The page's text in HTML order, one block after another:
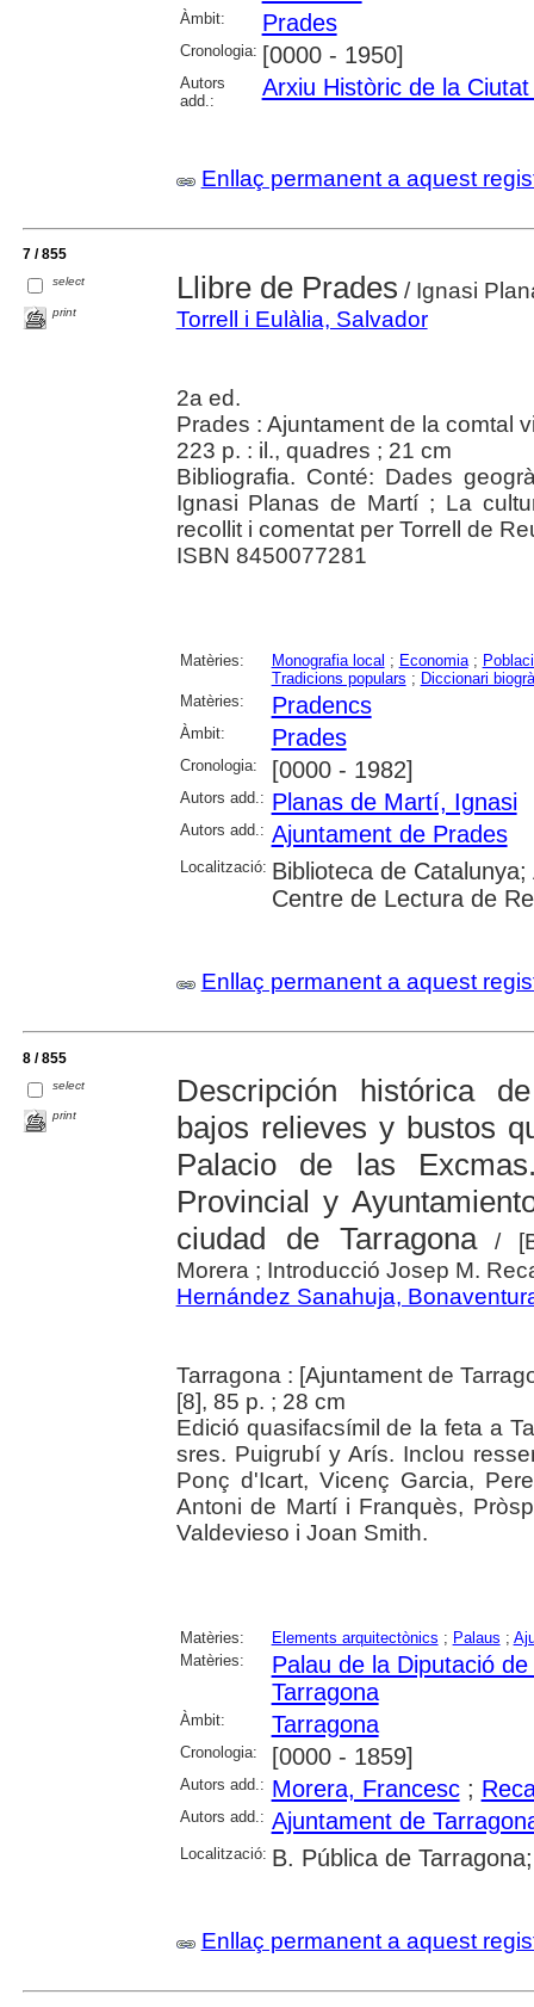
Àmbit: Prades
Cronologia: [0000 - 1950]
Autors
add.:
Arxiu Històric de la
Enllaç permanent a aquest
7 / 855
select
print
Llibre de Prades / Ignasi
Torrell i Eulàlia, Salvador
2a ed.
Prades : Ajuntament de la comtal
223 p. : il., quadres ; 21 cm
Bibliografia. Conté: Dades
Ignasi Planas de Martí ; La
recollit i comentat per Torrell de
ISBN 8450077281
Matèries: Monografia local ; Economia;
Tradicions populars ; Diccionari
Matèries:
Pradencs
Àmbit: Prades
Cronologia: [0000 - 1982]
Autors add.: Planas de Martí, Ignasi
Autors add.: Ajuntament de Prades
Localització: Biblioteca de
Centre de Lectura de
Enllaç permanent a aquest
8 / 855
select
print
Descripción histórica
bajos relieves y bustos
Palacio de las
Provincial y
ciudad de Tarragona/
Morera ; Introducció Josep M.
Hernández Sanahuja,
Tarragona : [Ajuntament de
[8], 85 p. ; 28 cm
Edició quasifacsímil de la feta a
sres. Puigrubí y Arís. Inclou
Ponç d'Icart, Vicenç Garcia,
Antoni de Martí i Franquès,
Valdevieso i Joan Smith.
Matèries: Elements arquitectònics ; Palaus ;
Matèries:
Palau de la Diputació
Tarragona
Àmbit: Tarragona
Cronologia: [0000 - 1859]
Autors add.: Morera, Francesc;
Autors add.: Ajuntament de
Localització: B. Pública de
Enllaç permanent a aquest